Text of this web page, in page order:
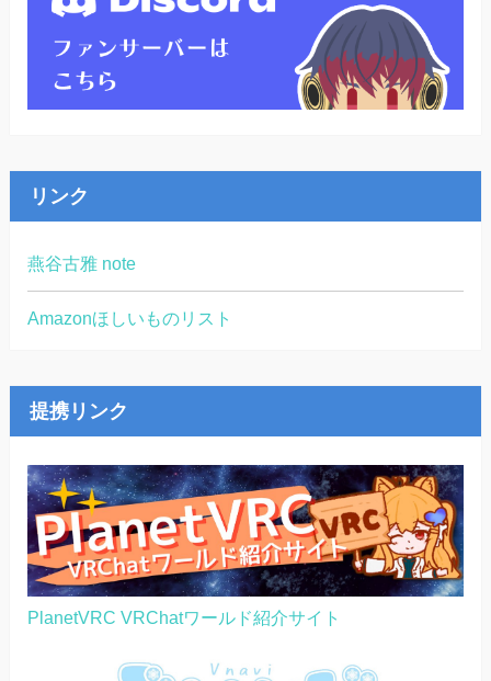
リンク
燕谷古雅 note
Amazonほしいものリスト
提携リンク
PlanetVRC VRChatワールド紹介サイト